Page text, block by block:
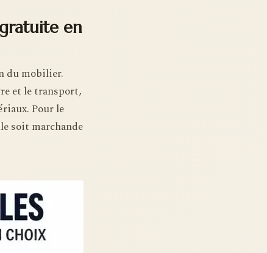
en
du mobilier.
et le transport,
Pour le
soit marchande